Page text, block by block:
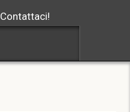
Contattaci!